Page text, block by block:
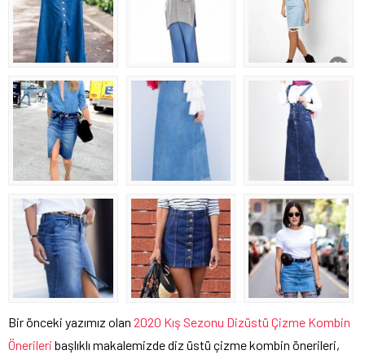
Bir önceki yazımız olan 2020 Kış Sezonu Dizüstü Çizme Kombin
Önerileri başlıklı makalemizde diz üstü çizme kombin önerileri,